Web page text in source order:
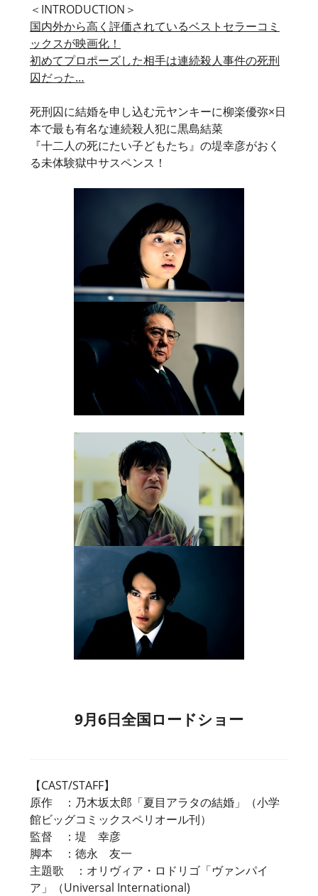
＜INTRODUCTION＞
国内外から高く評価されているベストセラーコミ
ックスが映画化！
初めてプロポーズした相手は連続殺人事件の死刑
囚だった…
死刑囚に結婚を申し込む元ヤンキーに柳楽優弥×日
本で最も有名な連続殺人犯に黒島結菜
『十二人の死にたい子どもたち』の堤幸彦がおく
る未体験獄中サスペンス！
9月6日全国ロードショー
【CAST/STAFF】
原作 ：乃木坂太郎「夏目アラタの結婚」（小学
館ビッグコミックスペリオール刊）
監督 ：堤 幸彦
脚本 ：徳永 友一
主題歌 ：オリヴィア・ロドリゴ「ヴァンパイ
ア」（Universal International)